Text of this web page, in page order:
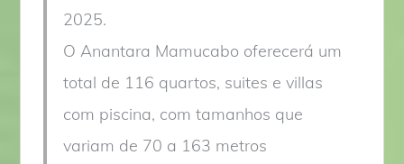
2025.
O Anantara Mamucabo oferecerá um
total de 116 quartos, suites e villas
com piscina, com tamanhos que
variam de 70 a 163 metros